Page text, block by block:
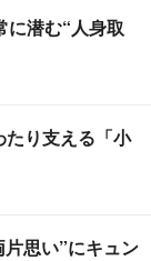
に潜む“人身取
り支える「小
思い”にキュン